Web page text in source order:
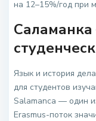
на 12–15%/год при
Язык и история
для студентов
Salamanca — один
Erasmus-поток